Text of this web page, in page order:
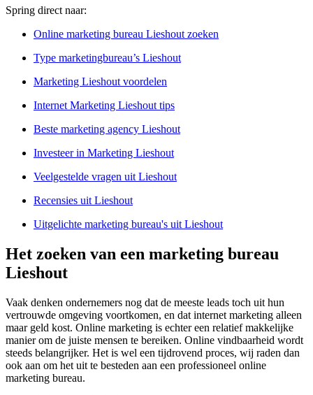
Spring direct naar:
Online marketing bureau Lieshout zoeken
Type marketingbureau’s Lieshout
Marketing Lieshout voordelen
Internet Marketing Lieshout tips
Beste marketing agency Lieshout
Investeer in Marketing Lieshout
Veelgestelde vragen uit Lieshout
Recensies uit Lieshout
Uitgelichte marketing bureau's uit Lieshout
Het zoeken van een marketing bureau
Lieshout
Vaak denken ondernemers nog dat de meeste leads toch uit hun
vertrouwde omgeving voortkomen, en dat internet marketing alleen
maar geld kost. Online marketing is echter een relatief makkelijke
manier om de juiste mensen te bereiken. Online vindbaarheid wordt
steeds belangrijker. Het is wel een tijdrovend proces, wij raden dan
ook aan om het uit te besteden aan een professioneel online
marketing bureau.